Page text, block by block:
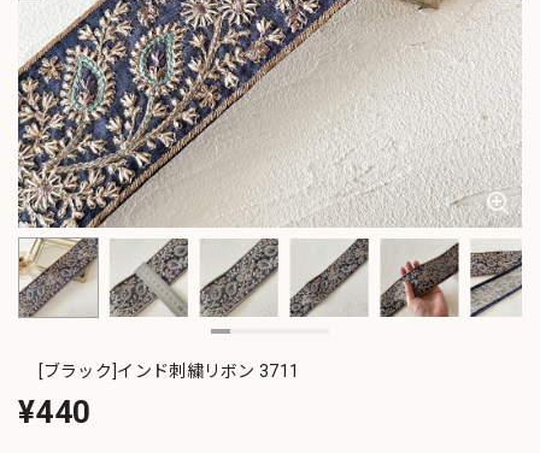
[ブラック]インド刺繍リボン 3711
¥440